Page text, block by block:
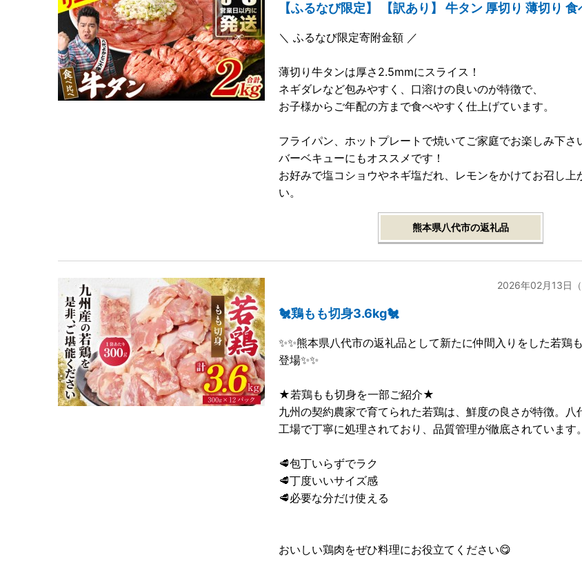
【ふるなび限定】 【訳あり】 牛タン 厚切り 薄切り
＼ ふるなび限定寄附金額 ／
薄切り牛タンは厚さ2.5mmにスライス！
ネギダレなど包みやすく、口溶けの良いのが特徴で、
お子様からご年配の方まで食べやすく仕上げています。
フライパン、ホットプレートで焼いてご家庭でお楽しみ下さ
バーベキューにもオススメです！
お好みで塩コショウやネギ塩だれ、レモンをかけてお召し上
い。
熊本県八代市の返礼品
2026年02月13日
🐔鶏もも切身3.6kg🐔
✨️✨️熊本県八代市の返礼品として新たに仲間入りをした若鶏
登場✨️✨️
★若鶏もも切身を一部ご紹介★
九州の契約農家で育てられた若鶏は、鮮度の良さが特徴。八
工場で丁寧に処理されており、品質管理が徹底されています。
🥩包丁いらずでラク
🥩丁度いいサイズ感
🥩必要な分だけ使える
おいしい鶏肉をぜひ料理にお役立てください😋